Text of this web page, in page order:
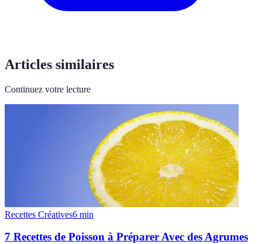
Articles similaires
Continuez votre lecture
Recettes Créatives6 min
7 Recettes de Poisson à Préparer Avec des Agrumes